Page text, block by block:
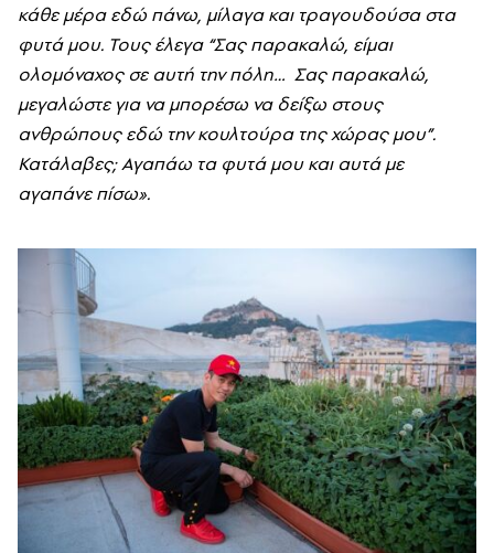
κάθε μέρα εδώ πάνω, μίλαγα και τραγουδούσα στα
φυτά μου. Τους έλεγα “Σας παρακαλώ, είμαι
ολομόναχος σε αυτή την πόλη… Σας παρακαλώ,
μεγαλώστε για να μπορέσω να δείξω στους
ανθρώπους εδώ την κουλτούρα της χώρας μου”.
Κατάλαβες; Αγαπάω τα φυτά μου και αυτά με
αγαπάνε πίσω».